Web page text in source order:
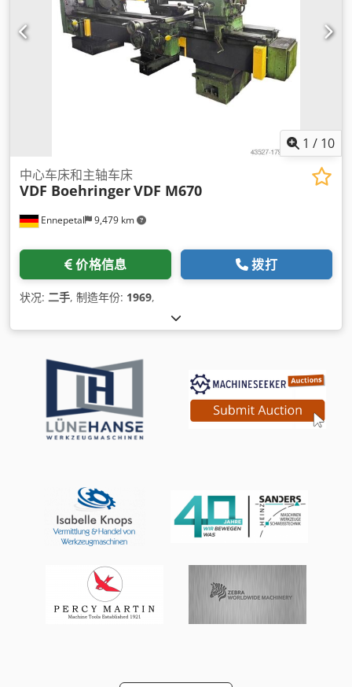
1 / 10
Ennepetal 9,479 km
中心车床和主轴车床
VDF BoehringerVDF M670
价格信息 拨打
状况: 二手, 制造年份: 1969,